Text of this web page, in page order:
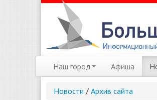
Наш город Афиша
Новости / Архив сайта